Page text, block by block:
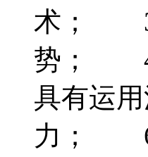
术； 3
势； 4
具有运
力； 6